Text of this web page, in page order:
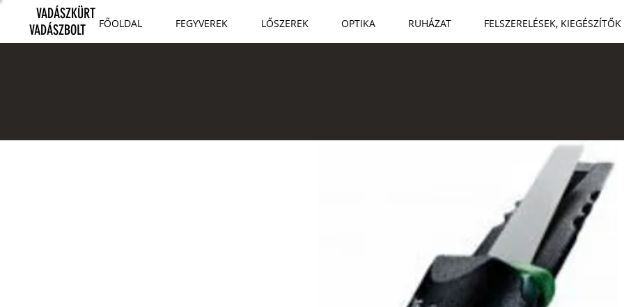
FŐOLDAL FEGYVEREK LŐSZEREK OPTIKA RUHÁZAT FELSZERELÉSEK, KIEGÉSZÍTŐK
VADÁSZKÜRT
VADÁSZBOLT